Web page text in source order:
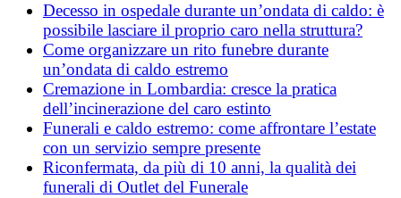
Decesso in ospedale durante un’ondata di caldo: è
possibile lasciare il proprio caro nella struttura?
Come organizzare un rito funebre durante
un’ondata di caldo estremo
Cremazione in Lombardia: cresce la pratica
dell’incinerazione del caro estinto
Funerali e caldo estremo: come affrontare l’estate
con un servizio sempre presente
Riconfermata, da più di 10 anni, la qualità dei
funerali di Outlet del Funerale